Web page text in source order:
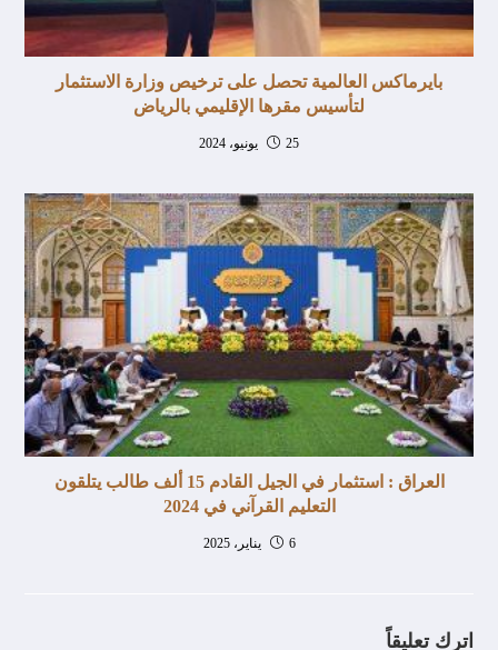
بايرماكس العالمية تحصل على ترخيص وزارة الاستثمار
لتأسيس مقرها الإقليمي بالرياض
25 يونيو، 2024
العراق : استثمار في الجيل القادم 15 ألف طالب يتلقون
التعليم القرآني في 2024
6 يناير، 2025
اترك تعليقاً